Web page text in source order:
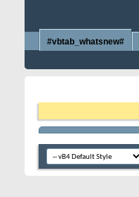
#vbtab_whatsnew#